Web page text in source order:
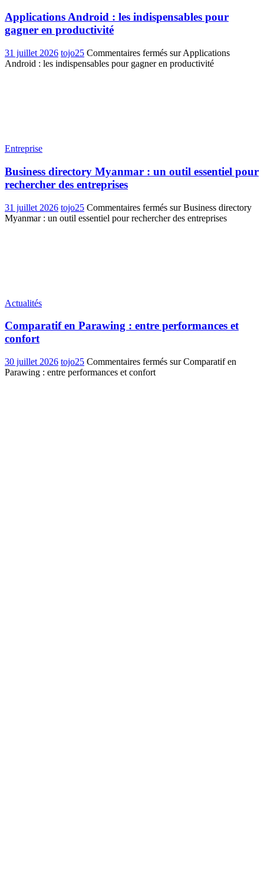
Applications Android : les indispensables pour
gagner en productivité
31 juillet 2026 tojo25 Commentaires fermés sur Applications
Android : les indispensables pour gagner en productivité
Entreprise
Business directory Myanmar : un outil essentiel pour
rechercher des entreprises
31 juillet 2026 tojo25 Commentaires fermés sur Business directory
Myanmar : un outil essentiel pour rechercher des entreprises
Actualités
Comparatif en Parawing : entre performances et
confort
30 juillet 2026 tojo25 Commentaires fermés sur Comparatif en
Parawing : entre performances et confort